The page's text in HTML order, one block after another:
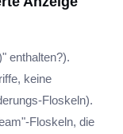
enthalten?).
keine
Floskeln).
Floskeln, die